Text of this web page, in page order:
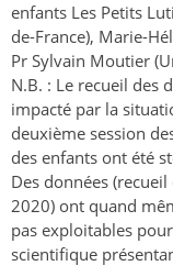
enfants Les Petits
de-France), Marie-
Pr Sylvain Moutier
N.B. : Le recueil des
impacté par la
deuxième session
des enfants ont été
Des données
2020) ont quand
pas exploitables
scientifique